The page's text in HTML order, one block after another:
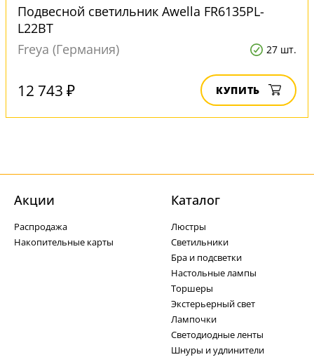
Подвесной светильник Awella FR6135PL-
L22BT
Freya (Германия)
27 шт.
12 743 ₽ КУПИТЬ
Акции
Распродажа
Накопительные карты
Каталог
Люстры
Светильники
Бра и подсветки
Настольные лампы
Торшеры
Экстерьерный свет
Лампочки
Светодиодные ленты
Шнуры и удлинители